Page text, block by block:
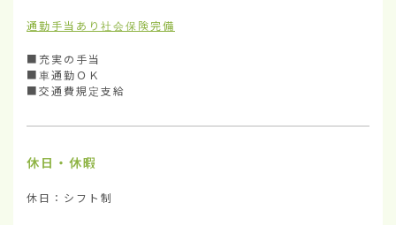
通勤手当あり 社会保険完備
■充実の手当
■車通勤ＯＫ
■交通費規定支給
休日・休暇
休日：シフト制